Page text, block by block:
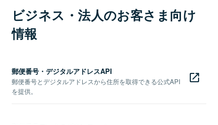
ビジネス・法人のお客さま向け
情報
郵便番号・デジタルアドレスAPI
郵便番号とデジタルアドレスから住所を取得できる公式API
を提供。